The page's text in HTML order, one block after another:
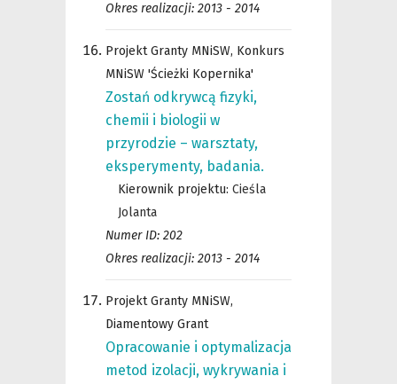
Okres realizacji: 2013 - 2014
Projekt Granty MNiSW, Konkurs
MNiSW 'Ścieżki Kopernika'
Zostań odkrywcą fizyki,
chemii i biologii w
przyrodzie – warsztaty,
eksperymenty, badania.
Kierownik projektu: Cieśla
Jolanta
Numer ID: 202
Okres realizacji: 2013 - 2014
Projekt Granty MNiSW,
Diamentowy Grant
Opracowanie i optymalizacja
metod izolacji, wykrywania i